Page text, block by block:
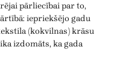
pārliecībai par to,
iepriekšējo gadu
(kokvilnas) krāsu
izdomāts, ka gada